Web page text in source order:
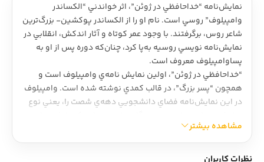
نمايش‌نامه “خداحافظي در ژوئن”، اثر خواندني “الکساندر
وامپيلوف” روسي است. نام او را از الکساندر پوکشين- بزرگ‌ترين
شاعر روس، برگرفتند. با وجود عمر کوتاه و آثار اندکش، انقلابي در
نمايش‌نامه نويسي روسيه به‌پا کرد، چنان‌که دوره پس از او به
پساوامپيلوف معروف است.
“خداحافظي در ژوئن”، اولين نمايش نامه‌ي وامپيلوف است و
همچون “پسر بزرگ”، در قالب کمدي نوشته شده است. وامپيلوف
در اين نمايش‌نامه فضاي دانشجويي دهه‌ي شصت را، يعني نوع
هنگام فارغ التحصيلي و در آستانه ي ورود به جامعه توصيف مي
کند.
مشاهده بیشتر